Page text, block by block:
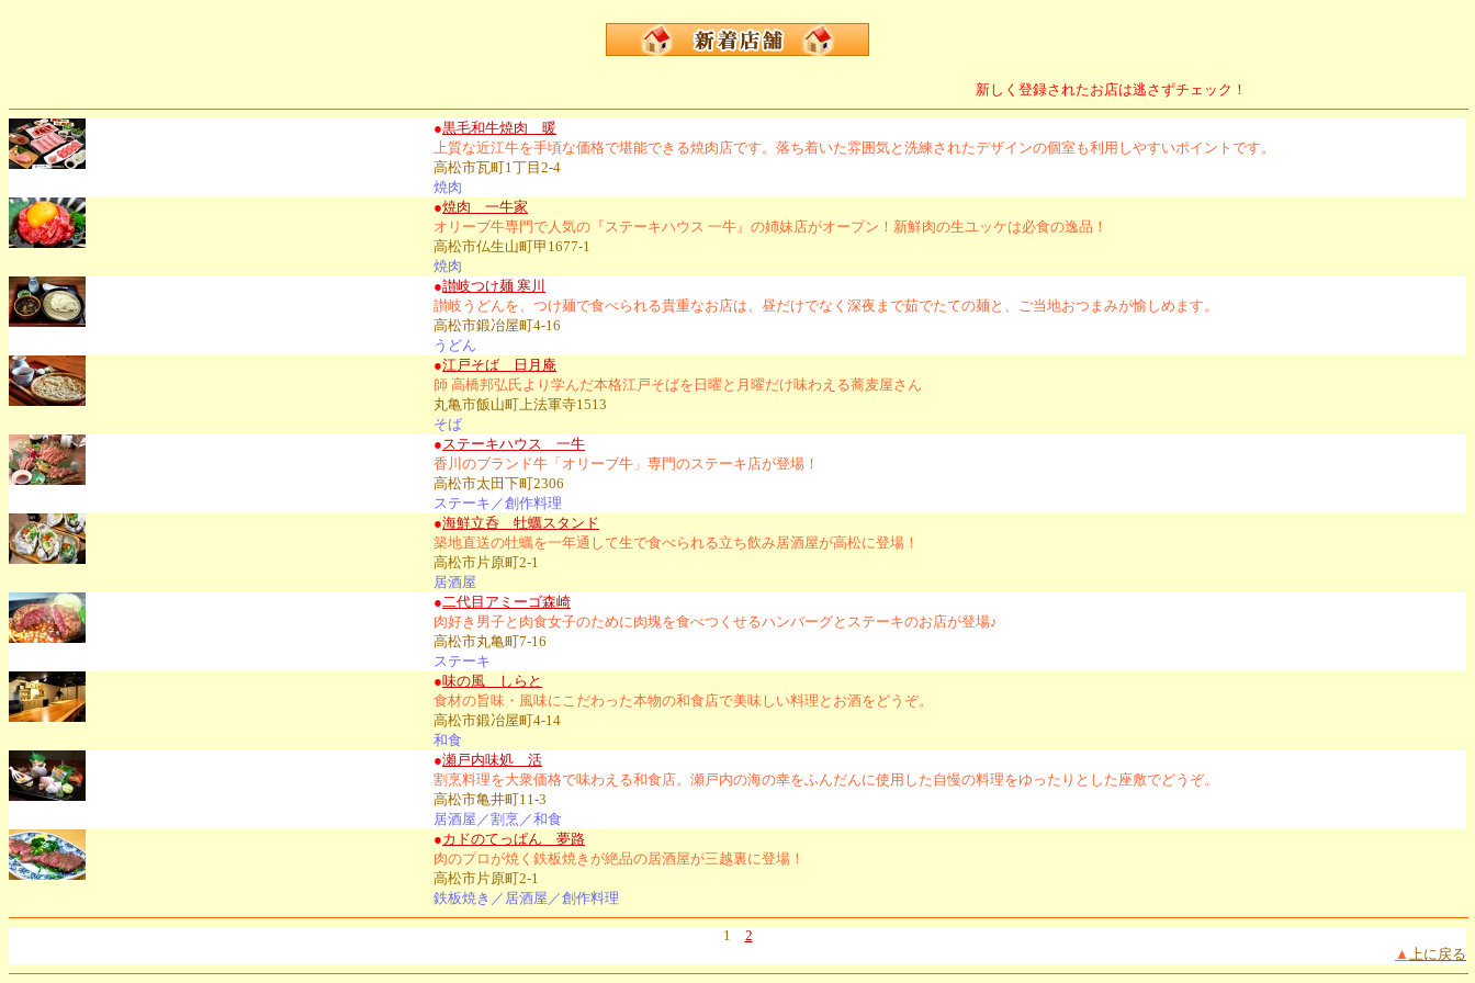
新しく登録されたお店は逃さずチェック！
●黒毛和牛焼肉 暖
上質な近江牛を手頃な価格で堪能できる焼肉店です。落ち着いた雰囲気と洗練されたデザインの個室も利用しやすいポイントです。
高松市瓦町1丁目2-4
焼肉
●焼肉 一牛家
オリーブ牛専門で人気の『ステーキハウス 一牛』の姉妹店がオープン！新鮮肉の生ユッケは必食の逸品！
高松市仏生山町甲1677-1
焼肉
●讃岐つけ麺 寒川
讃岐うどんを、つけ麺で食べられる貴重なお店は、昼だけでなく深夜まで茹でたての麺と、ご当地おつまみが愉しめます。
高松市鍛冶屋町4-16
うどん
●江戸そば 日月庵
師 高橋邦弘氏より学んだ本格江戸そばを日曜と月曜だけ味わえる蕎麦屋さん
丸亀市飯山町上法軍寺1513
そば
● ステーキハウス 一牛
香川のブランド牛「オリーブ牛」専門のステーキ店が登場！
高松市太田下町2306
ステーキ／創作料理
●海鮮立呑 牡蠣スタンド
築地直送の牡蠣を一年通して生で食べられる立ち飲み居酒屋が高松に登場！
高松市片原町2-1
居酒屋
● 二代目アミーゴ森崎
肉好き男子と肉食女子のために肉塊を食べつくせるハンバーグとステーキのお店が登場♪
高松市丸亀町7-16
ステーキ
●味の風 しらと
食材の旨味・風味にこだわった本物の和食店で美味しい料理とお酒をどうぞ。
高松市鍛冶屋町4-14
和食
●瀬戸内味処 活
割烹料理を大衆価格で味わえる和食店。瀬戸内の海の幸をふんだんに使用した自慢の料理をゆったりとした座敷でどうぞ。
高松市亀井町11-3
居酒屋／割烹／和食
●カドのてっぱん 夢路
肉のプロが焼く鉄板焼きが絶品の居酒屋が三越裏に登場！
高松市片原町2-1
鉄板焼き／居酒屋／創作料理
1 2
▲ 上に戻る